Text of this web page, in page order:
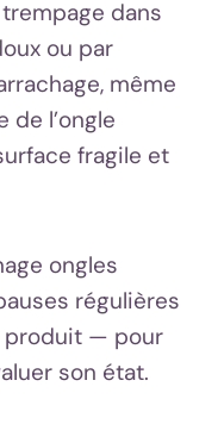
dans
ou par
même
de l’ongle
fragile et
ongles
régulières
produit — pour
son état.